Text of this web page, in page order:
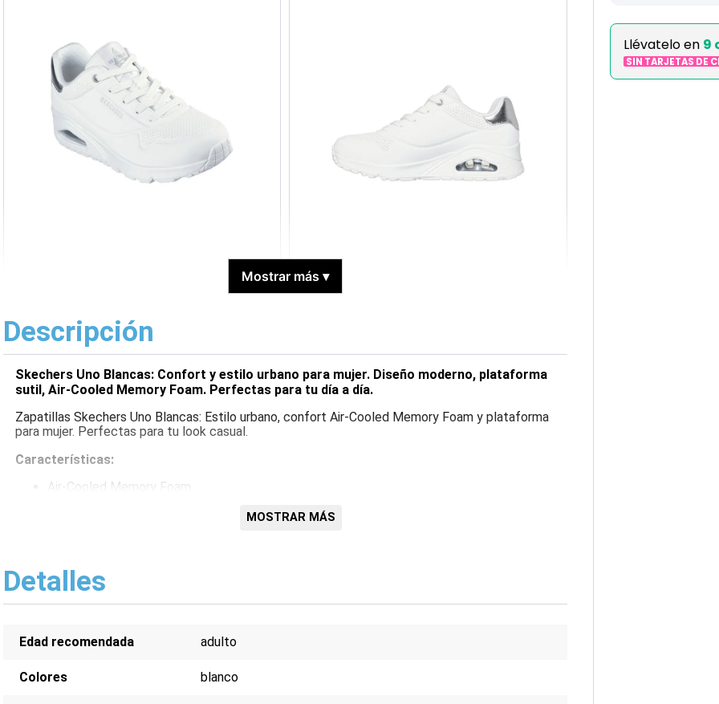
Mostrar más ▾
Descripción
Skechers Uno Blancas: Confort y estilo urbano para mujer. Diseño moderno, plataforma
sutil, Air-Cooled Memory Foam. Perfectas para tu día a día.
Zapatillas Skechers Uno Blancas: Estilo urbano, confort Air-Cooled Memory Foam y plataforma
para mujer. Perfectas para tu look casual.
Características:
Air-Cooled Memory Foam
MOSTRAR MÁS
Detalles
Edad recomendada adulto
Colores blanco
Llévatelo en 9
SIN TARJETAS DE